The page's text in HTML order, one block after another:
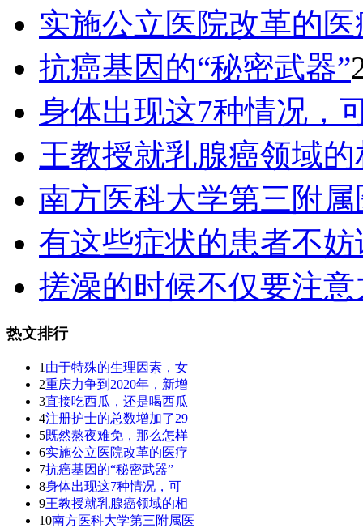
实施公立医院改革的医
抗癌基因的“秘密武器”
身体出现这7种情况，
王教授就乳腺癌领域的
南方医科大学第三附属
有这些症状的患者不妨
搓澡的时候不仅要注意
热文排行
1 由于特殊的生理因素，女
2重庆力争到2020年，新增
3直接吃西瓜，还是喝西瓜
4注册护士的总数增加了29
5既然熬夜难免，那么怎样
6实施公立医院改革的医疗
7抗癌基因的“秘密武器”
8身体出现这7种情况，可
9王教授就乳腺癌领域的相
10南方医科大学第三附属医